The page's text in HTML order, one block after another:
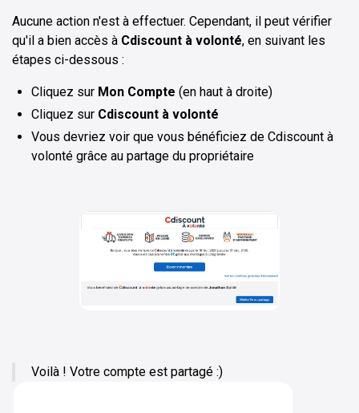
Aucune action n'est à effectuer. Cependant, il peut vérifier
qu'il a bien accès à Cdiscount à volonté, en suivant les
étapes ci-dessous :
Cliquez sur Mon Compte (en haut à droite)
Cliquez sur Cdiscount à volonté
Vous devriez voir que vous bénéficiez de Cdiscount à
volonté grâce au partage du propriétaire
Voilà ! Votre compte est partagé :)